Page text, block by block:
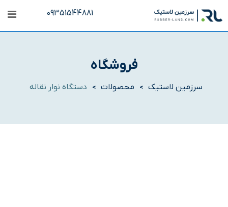
به
محتوا
09351544881
فروشگاه
سرزمین لاستیک > محصولات > دستگاه نوار نقاله